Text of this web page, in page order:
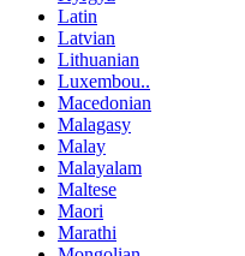
Latin
Latvian
Lithuanian
Luxembou..
Macedonian
Malagasy
Malay
Malayalam
Maltese
Maori
Marathi